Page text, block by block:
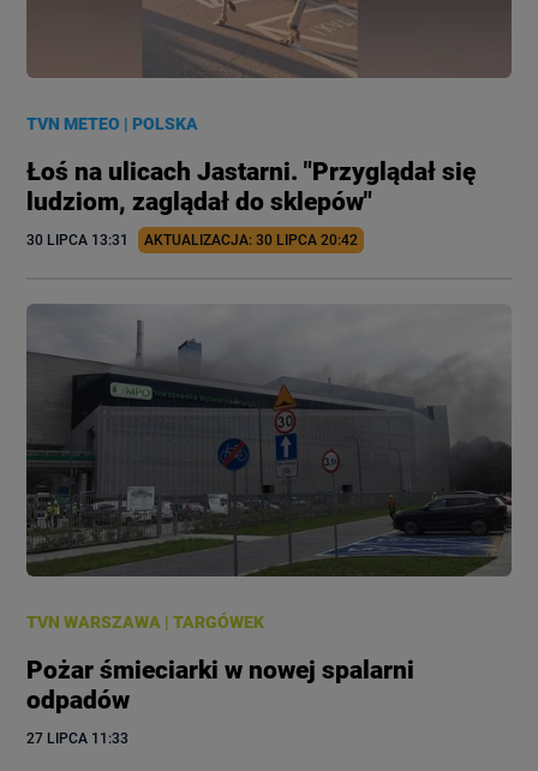
TVN METEO |POLSKA
Łoś na ulicach Jastarni. "Przyglądał się
ludziom, zaglądał do sklepów"
30 LIPCA 13:31 AKTUALIZACJA: 30 LIPCA 20:42
TVN WARSZAWA |TARGÓWEK
Pożar śmieciarki w nowej spalarni
odpadów
27 LIPCA 11:33